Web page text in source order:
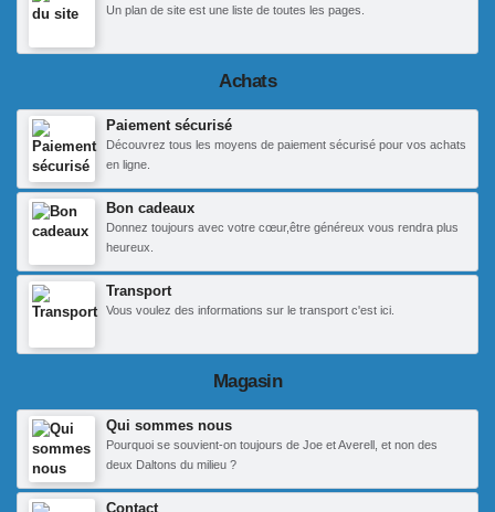
Un plan de site est une liste de toutes les pages.
Achats
Paiement sécurisé
Découvrez tous les moyens de paiement sécurisé pour vos achats
en ligne.
Bon cadeaux
Donnez toujours avec votre cœur,être généreux vous rendra plus
heureux.
Transport
Vous voulez des informations sur le transport c'est ici.
Magasin
Qui sommes nous
Pourquoi se souvient-on toujours de Joe et Averell, et non des
deux Daltons du milieu ?
Contact